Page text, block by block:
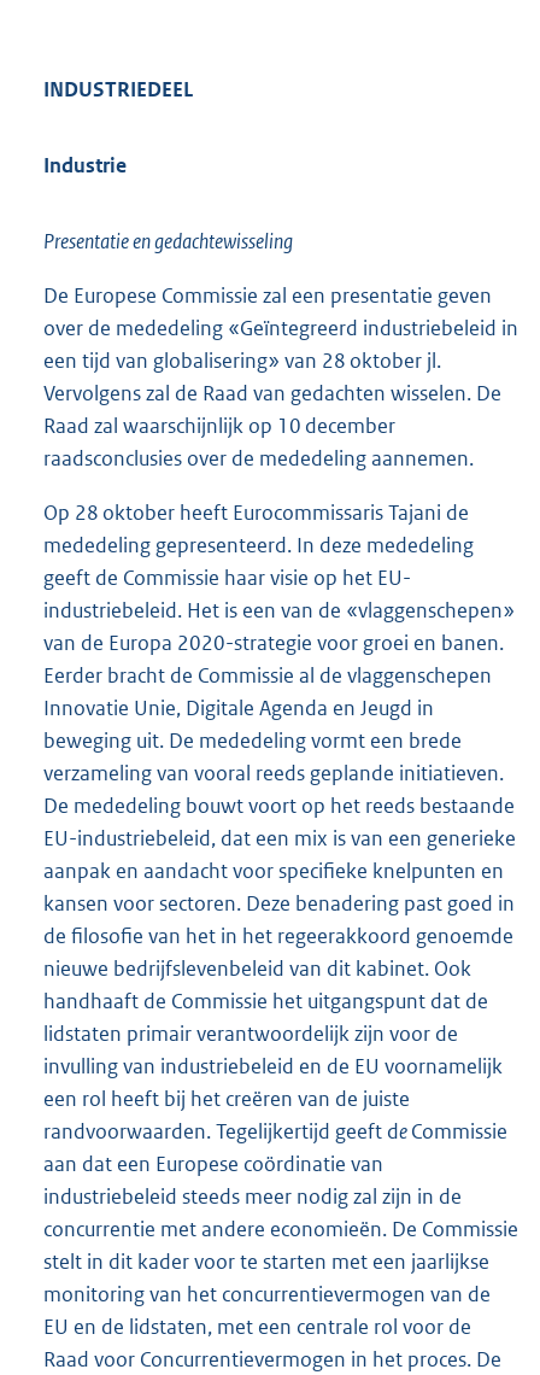
INDUSTRIEDEEL
Industrie
Presentatie en gedachtewisseling
De Europese Commissie zal een presentatie geven
over de mededeling «Geïntegreerd industriebeleid in
een tijd van globalisering» van 28 oktober jl.
Vervolgens zal de Raad van gedachten wisselen. De
Raad zal waarschijnlijk op 10 december
raadsconclusies over de mededeling aannemen.
Op 28 oktober heeft Eurocommissaris Tajani de
mededeling gepresenteerd. In deze mededeling
geeft de Commissie haar visie op het EU-
industriebeleid. Het is een van de «vlaggenschepen»
van de Europa 2020-strategie voor groei en banen.
Eerder bracht de Commissie al de vlaggenschepen
Innovatie Unie, Digitale Agenda en Jeugd in
beweging uit. De mededeling vormt een brede
verzameling van vooral reeds geplande initiatieven.
De mededeling bouwt voort op het reeds bestaande
EU-industriebeleid, dat een mix is van een generieke
aanpak en aandacht voor specifieke knelpunten en
kansen voor sectoren. Deze benadering past goed in
de filosofie van het in het regeerakkoord genoemde
nieuwe bedrijfslevenbeleid van dit kabinet. Ook
handhaaft de Commissie het uitgangspunt dat de
lidstaten primair verantwoordelijk zijn voor de
invulling van industriebeleid en de EU voornamelijk
een rol heeft bij het creëren van de juiste
randvoorwaarden. Tegelijkertijd geeft deCommissie
aan dat een Europese coördinatie van
industriebeleid steeds meer nodig zal zijn in de
concurrentie met andere economieën. De Commissie
stelt in dit kader voor te starten met een jaarlijkse
monitoring van het concurrentievermogen van de
EU en de lidstaten, met een centrale rol voor de
Raad voor Concurrentievermogen in het proces. De